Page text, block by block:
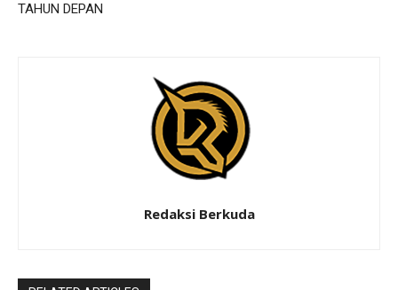
TAHUN DEPAN
Redaksi Berkuda